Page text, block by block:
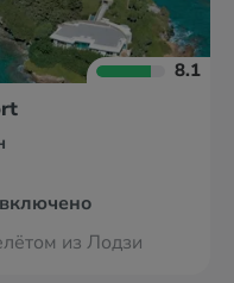
8.1
из Лодзи